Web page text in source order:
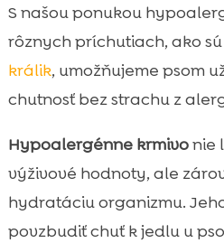
S našou ponukou
rôznych príchutiach, ako
králik, umožňujeme psom
chutnosť bez strachu z
Hypoalergénne krmivonie
výživové hodnoty, ale
hydratáciu organizmu.
povzbudiť chuť k jedlu u